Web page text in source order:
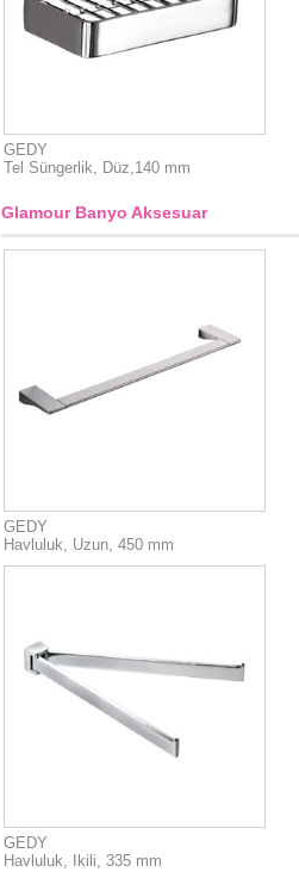
GEDY
Tel Süngerlik, Düz,140 mm
Glamour Banyo Aksesuar
GEDY
Havluluk, Uzun, 450 mm
GEDY
Havluluk, Ikili, 335 mm